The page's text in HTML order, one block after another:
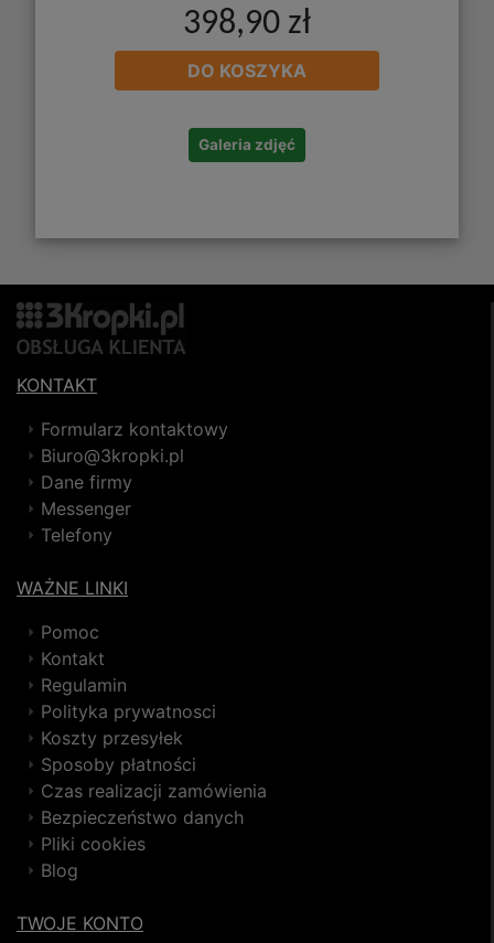
398,90 zł
DO KOSZYKA
Galeria zdjęć
KONTAKT
Formularz kontaktowy
Biuro@3kropki.pl
Dane firmy
Messenger
Telefony
WAŻNE LINKI
Pomoc
Kontakt
Regulamin
Polityka prywatnosci
Koszty przesyłek
Sposoby płatności
Czas realizacji zamówienia
Bezpieczeństwo danych
Pliki cookies
Blog
TWOJE KONTO